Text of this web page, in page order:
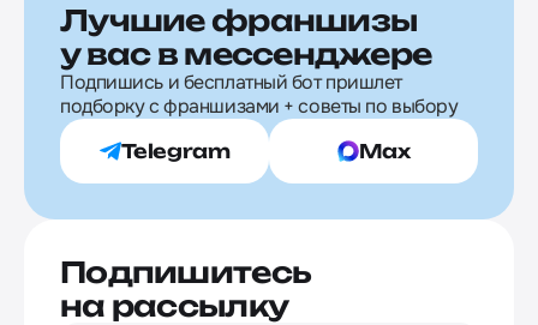
Лучшие франшизы
у вас в мессенджере
Подпишись и бесплатный бот пришлет
подборку с франшизами + советы по выбору
Telegram Max
Подпишитесь
на рассылку